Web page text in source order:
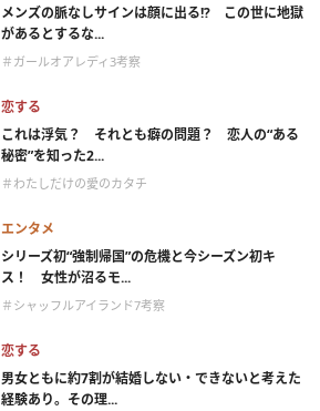
メンズの脈なしサインは顔に出る!? この世に地獄
があるとするな...
＃ガールオアレディ3考察
恋する
これは浮気？ それとも癖の問題？ 恋人の“ある
秘密”を知った2...
＃わたしだけの愛のカタチ
エンタメ
シリーズ初“強制帰国”の危機と今シーズン初キ
ス！ 女性が沼るモ...
＃シャッフルアイランド7考察
恋する
男女ともに約7割が結婚しない・できないと考えた
経験あり。その理...